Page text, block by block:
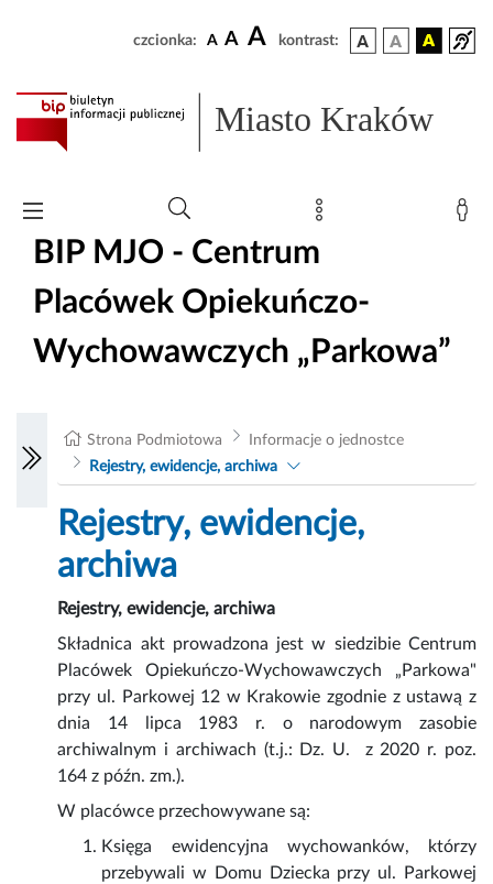
czcionka: A A A kontrast:
Miasto Kraków
BIP MJO - Centrum
Placówek Opiekuńczo-
Wychowawczych „Parkowa”
Strona Podmiotowa
Informacje o jednostce
Rejestry, ewidencje, archiwa
Rejestry, ewidencje,
archiwa
Rejestry, ewidencje, archiwa
Składnica akt prowadzona jest w siedzibie Centrum
Placówek Opiekuńczo-Wychowawczych „Parkowa"
przy ul. Parkowej 12 w Krakowie zgodnie z ustawą z
dnia 14 lipca 1983 r. o narodowym zasobie
archiwalnym i archiwach (t.j.: Dz. U. z 2020 r. poz.
164 z późn. zm.).
W placówce przechowywane są:
Księga ewidencyjna wychowanków, którzy
przebywali w Domu Dziecka przy ul. Parkowej